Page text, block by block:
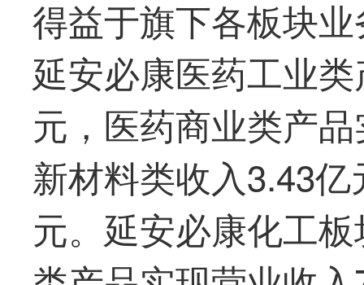
得益于旗下各板块
延安必康医药工业
元，医药商业类产
新材料类收入3.43
元。延安必康化工